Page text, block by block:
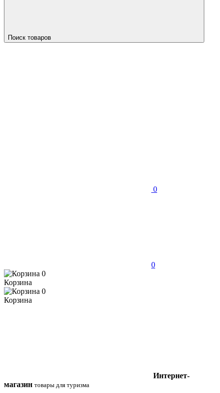
Поиск товаров
0
0
0
Корзина
0
Корзина
Интернет-
магазин товары для туризма